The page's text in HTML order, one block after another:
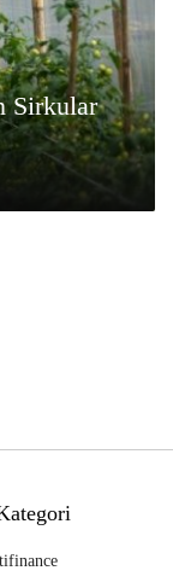
Sirkular